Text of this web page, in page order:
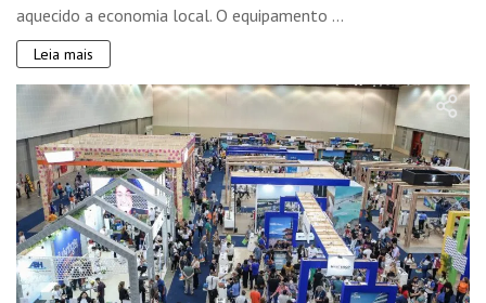
aquecido a economia local. O equipamento ...
Leia mais